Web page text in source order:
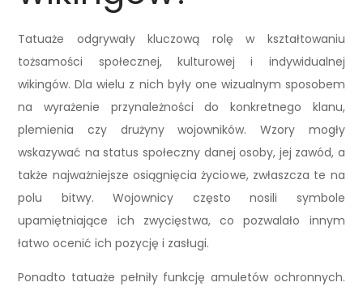
Tatuaże odgrywały kluczową rolę w kształtowaniu
tożsamości społecznej, kulturowej i indywidualnej
wikingów. Dla wielu z nich były one wizualnym sposobem
na wyrażenie przynależności do konkretnego klanu,
plemienia czy drużyny wojowników. Wzory mogły
wskazywać na status społeczny danej osoby, jej zawód, a
także najważniejsze osiągnięcia życiowe, zwłaszcza te na
polu bitwy. Wojownicy często nosili symbole
upamiętniające ich zwycięstwa, co pozwalało innym
łatwo ocenić ich pozycję i zasługi.
Ponadto tatuaże pełniły funkcję amuletów ochronnych.